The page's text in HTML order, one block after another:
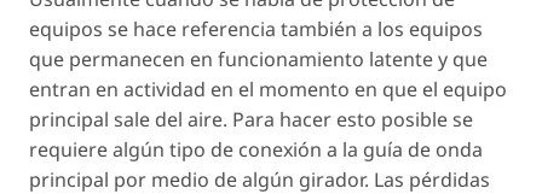
equipos se hace referencia también a los equipos
que permanecen en funcionamiento latente y que
entran en actividad en el momento en que el equipo
principal sale del aire. Para hacer esto posible se
requiere algún tipo de conexión a la guía de onda
principal por medio de algún girador. Las pérdidas